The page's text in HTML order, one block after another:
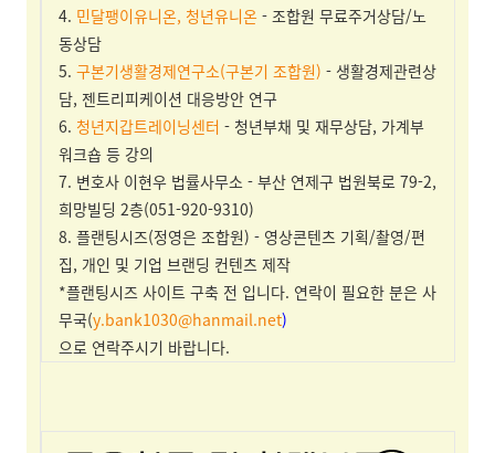
4. 민달팽이유니온, 청년유니온 - 조합원 무료주거상담/노
동상담
5. 구본기생활경제연구소(구본기 조합원) - 생활경제관련상
담, 젠트리피케이션 대응방안 연구
6. 청년지갑트레이닝센터 - 청년부채 및 재무상담, 가계부
워크숍 등 강의
7. 변호사 이현우 법률사무소 - 부산 연제구 법원북로 79-2,
희망빌딩 2층(051-920-9310)
8. 플랜팅시즈(정영은 조합원) - 영상콘텐츠 기획/촬영/편
집, 개인 및 기업 브랜딩 컨텐츠 제작
*플랜팅시즈 사이트 구축 전 입니다. 연락이 필요한 분은 사
무국(y.bank1030@hanmail.net)
으로 연락주시기 바랍니다.